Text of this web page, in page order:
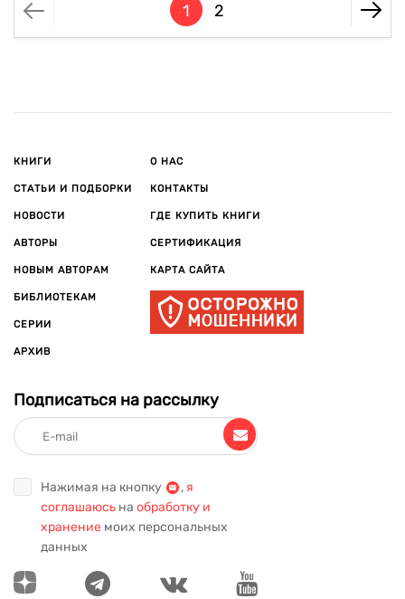
1 2
КНИГИ
СТАТЬИ И ПОДБОРКИ
НОВОСТИ
АВТОРЫ
НОВЫМ АВТОРАМ
БИБЛИОТЕКАМ
СЕРИИ
АРХИВ
О НАС
КОНТАКТЫ
ГДЕ КУПИТЬ КНИГИ
СЕРТИФИКАЦИЯ
КАРТА САЙТА
Подписаться на рассылку
Нажимая на кнопку , я
соглашаюсь на обработку и
хранение моих персональных
данных